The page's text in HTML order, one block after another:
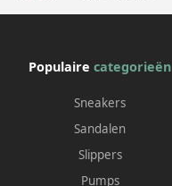
Populaire categorieën
Sneakers
Sandalen
Slippers
Pumps